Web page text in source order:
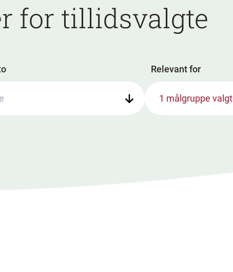
for tillidsvalgte
Relevant for
1 målgruppe valgt